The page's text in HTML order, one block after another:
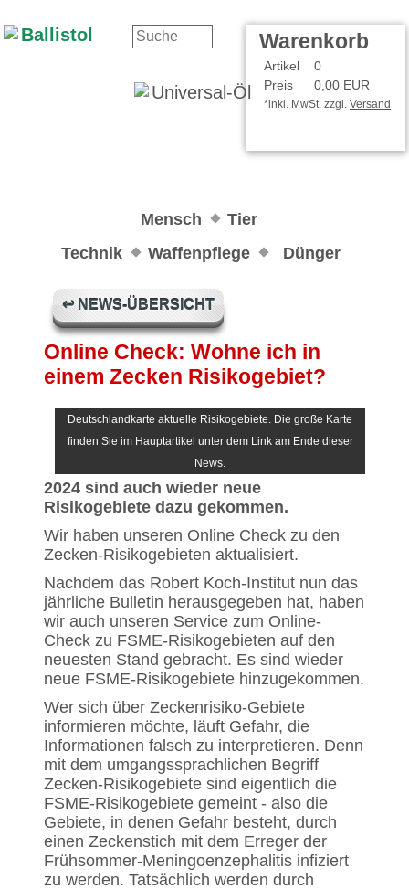
Warenkorb
Artikel
0
Preis
0,00 EUR
*inkl. MwSt. zzgl. Versand
Mensch
Tier
Technik
Waffenpflege Dünger
↩ NEWS-ÜBERSICHT
Online Check: Wohne ich in
einem Zecken Risikogebiet?
Deutschlandkarte aktuelle Risikogebiete. Die große Karte
finden Sie im Hauptartikel unter dem Link am Ende dieser
News.
2024 sind auch wieder neue
Risikogebiete dazu gekommen.
Wir haben unseren Online Check zu den
Zecken-Risikogebieten aktualisiert.
Nachdem das Robert Koch-Institut nun das
jährliche Bulletin herausgegeben hat, haben
wir auch unseren Service zum Online-
Check zu FSME-Risikogebieten auf den
neuesten Stand gebracht. Es sind wieder
neue FSME-Risikogebiete hinzugekommen.
Wer sich über Zeckenrisiko-Gebiete
informieren möchte, läuft Gefahr, die
Informationen falsch zu interpretieren. Denn
mit dem umgangssprachlichen Begriff
Zecken-Risikogebiete sind eigentlich die
FSME-Risikogebiete gemeint - also die
Gebiete, in denen Gefahr besteht, durch
einen Zeckenstich mit dem Erreger der
Frühsommer-Meningoenzephalitis infiziert
zu werden. Tatsächlich werden durch